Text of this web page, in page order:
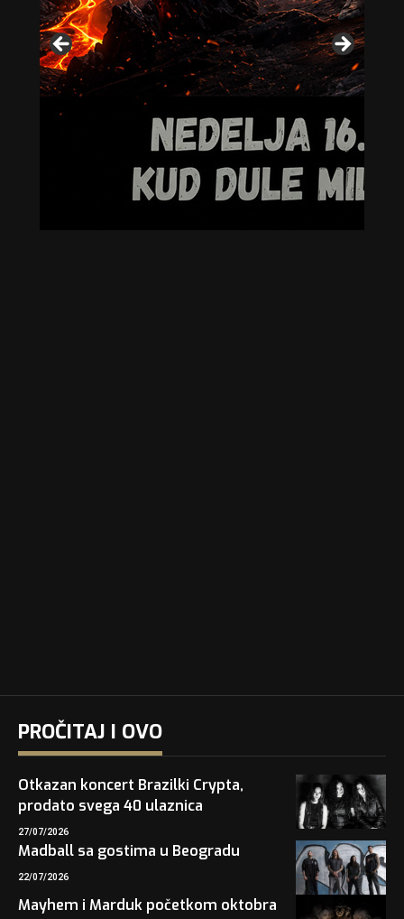
PROČITAJ I OVO
Otkazan koncert Brazilki Crypta,
prodato svega 40 ulaznica
27/07/2026
Madball sa gostima u Beogradu
22/07/2026
Mayhem i Marduk početkom oktobra